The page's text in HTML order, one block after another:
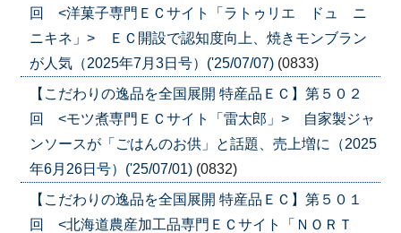
回 <洋菓子専門ＥＣサイト「ラトゥリエ ドュ ニ
ニキネ」> ＥＣ開設で認知度向上、焼きモンブラン
が人気（2025年7月3日号）('25/07/07) (0833)
【こだわりの逸品を全国展開 特産品ＥＣ】第５０２
回 <モツ煮専門ＥＣサイト「雷太郎」> 自家製ジャ
ンソースが「ごはんのお供」と話題、売上増に（2025
年6月26日号）('25/07/01) (0832)
【こだわりの逸品を全国展開 特産品ＥＣ】第５０１
回 <北海道農産加工品専門ＥＣサイト「ＮＯＲＴ